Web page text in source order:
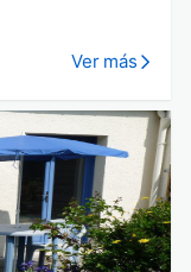
Ver más